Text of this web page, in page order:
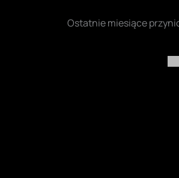
Ostatnie miesiące